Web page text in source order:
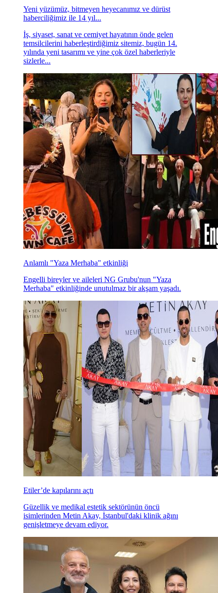
Yeni yüzümüz, bitmeyen heyecanımız ve dürüst
haberciliğimiz ile 14 yıl...
İş, siyaset, sanat ve cemiyet hayatının önde gelen
temsilcilerini haberleştirdiğimiz sitemiz, bugün 14.
yılında yeni tasarımı ve yine çok özel haberleriyle
sizlerle...
Anlamlı "Yaza Merhaba" etkinliği
Engelli bireyler ve aileleri NG Grubu'nun "Yaza
Merhaba" etkinliğinde unutulmaz bir akşam yaşadı.
Etiler’de kapılarını açtı
Güzellik ve medikal estetik sektörünün öncü
isimlerinden Metin Akay, İstanbul'daki klinik ağını
genişletmeye devam ediyor.